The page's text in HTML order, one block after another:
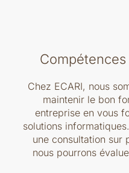
Chez ECARI, nous
maintenir le bon
entreprise en vous
solutions
une consultation sur
nous pourrons